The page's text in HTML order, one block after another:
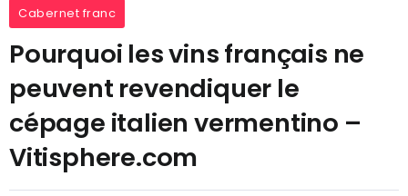
Cabernet franc
Pourquoi les vins français ne
peuvent revendiquer le
cépage italien vermentino –
Vitisphere.com